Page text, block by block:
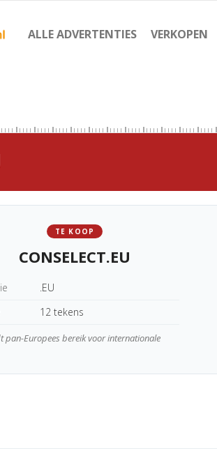
ALLE ADVERTENTIES VERKOPEN
TE KOOP
CONSELECT.EU
.EU
12 tekens
pan-Europees bereik voor internationale